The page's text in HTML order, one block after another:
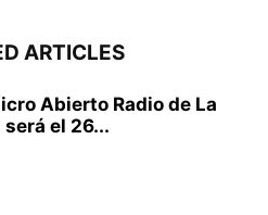
ARTICLES
Abierto Radio de La
será el 26...